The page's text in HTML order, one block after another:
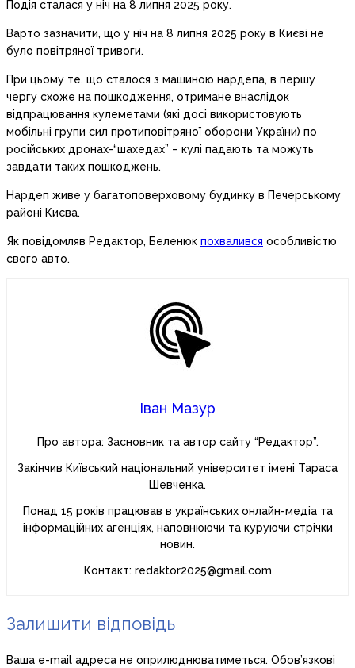
Подія сталася у ніч на 8 липня 2025 року.
Варто зазначити, що у ніч на 8 липня 2025 року в Києві не
було повітряної тривоги.
При цьому те, що сталося з машиною нардепа, в першу
чергу схоже на пошкодження, отримане внаслідок
відпрацювання кулеметами (які досі використовують
мобільні групи сил протиповітряної оборони України) по
російських дронах-“шахедах” – кулі падають та можуть
завдати таких пошкоджень.
Нардеп живе у багатоповерховому будинку в Печерському
районі Києва.
Як повідомляв Редактор, Беленюк похвалився особливістю
свого авто.
Іван Мазур
Про автора: Засновник та автор сайту “Редактор”.
Закінчив Київський національний університет імені Тараса
Шевченка.
Понад 15 років працював в українських онлайн-медіа та
інформаційних агенціях, наповнюючи та куруючи стрічки
новин.
Контакт: redaktor2025@gmail.com
Залишити відповідь
Ваша e-mail адреса не оприлюднюватиметься. Обов’язкові